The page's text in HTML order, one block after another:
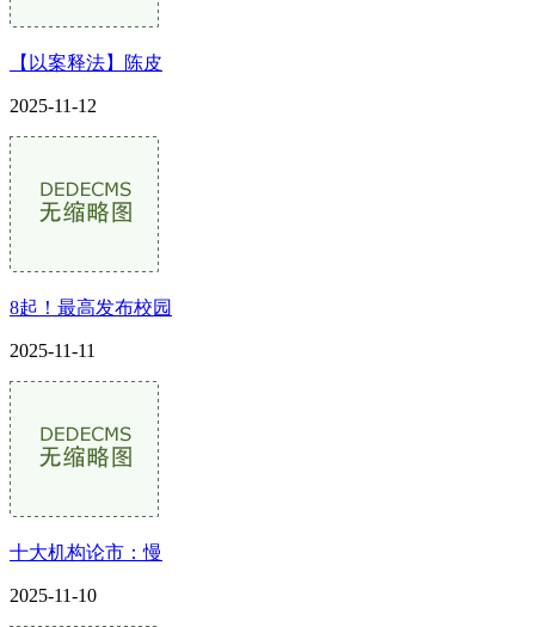
【以案释法】陈皮
2025-11-12
8起！最高发布校园
2025-11-11
十大机构论市：慢
2025-11-10